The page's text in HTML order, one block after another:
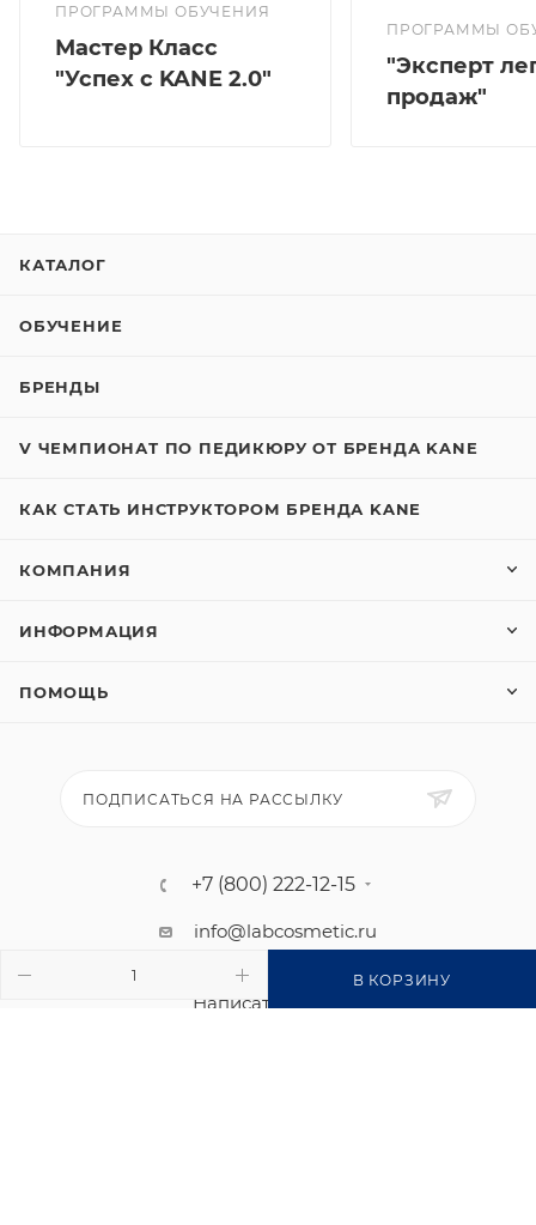
В КОРЗИНУ
ПРОГРАММЫ ОБУЧЕНИЯ
Мастер Класс
"Успех с KANE 2.0"
ПРОГРАММЫ
"Эксперт
продаж"
КАТАЛОГ
ОБУЧЕНИЕ
БРЕНДЫ
V ЧЕМПИОНАТ ПО ПЕДИКЮРУ ОТ БРЕНДА KANE
КАК СТАТЬ ИНСТРУКТОРОМ БРЕНДА KANE
КОМПАНИЯ
ИНФОРМАЦИЯ
ПОМОЩЬ
ПОДПИСАТЬСЯ НА РАССЫЛКУ
+7 (800) 222-12-15
info@labcosmetic.ru
Написать нам в Telegram
Написать нам в MAX